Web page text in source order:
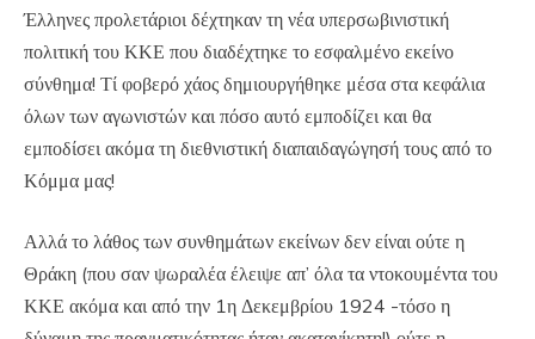
Έλληνες προλετάριοι δέχτηκαν τη νέα υπερσωβινιστική
πολιτική του ΚΚΕ που διαδέχτηκε το εσφαλμένο εκείνο
σύνθημα! Τί φοβερό χάος δημιουργήθηκε μέσα στα κεφάλια
όλων των αγωνιστών και πόσο αυτό εμποδίζει και θα
εμποδίσει ακόμα τη διεθνιστική διαπαιδαγώγησή τους από το
Κόμμα μας!
Αλλά το λάθος των συνθημάτων εκείνων δεν είναι ούτε η
Θράκη (που σαν ψωραλέα έλειψε απ’ όλα τα ντοκουμέντα του
ΚΚΕ ακόμα και από την 1η Δεκεμβρίου 1924 -τόσο η